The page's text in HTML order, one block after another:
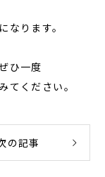
なります。
ひ一度
てください。
の記事